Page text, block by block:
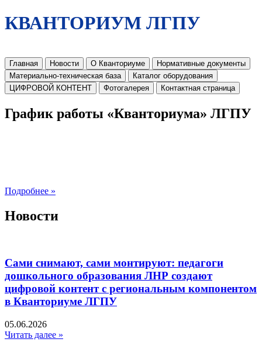
КВАНТОРИУМ ЛГПУ
Главная Новости О Кванториуме
Нормативные документы
Материально-техническая база
Каталог оборудования
ЦИФРОВОЙ КОНТЕНТ
Фотогалерея Контактная страница
График работы «Кванториума» ЛГПУ
Подробнее »
Новости
Сами снимают, сами монтируют: педагоги
дошкольного образования ЛНР создают
цифровой контент с региональным компонентом
в Кванториуме ЛГПУ​
05.06.2026
Читать далее »